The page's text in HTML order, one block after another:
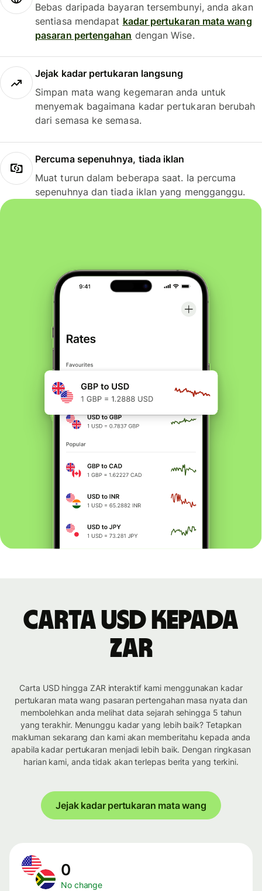
Bebas daripada bayaran tersembunyi, anda akan
sentiasa mendapat kadar pertukaran mata wang
pasaran pertengahan dengan Wise.
Jejak kadar pertukaran langsung
Simpan mata wang kegemaran anda untuk
menyemak bagaimana kadar pertukaran berubah
dari semasa ke semasa.
Percuma sepenuhnya, tiada iklan
Muat turun dalam beberapa saat. Ia percuma
sepenuhnya dan tiada iklan yang mengganggu.
Carta USD kepada
ZAR
Carta USD hingga ZAR interaktif kami menggunakan kadar
pertukaran mata wang pasaran pertengahan masa nyata dan
membolehkan anda melihat data sejarah sehingga 5 tahun
yang terakhir. Menunggu kadar yang lebih baik? Tetapkan
makluman sekarang dan kami akan memberitahu kepada anda
apabila kadar pertukaran menjadi lebih baik. Dengan ringkasan
harian kami, anda tidak akan terlepas berita yang terkini.
Jejak kadar pertukaran mata wang
0
No change